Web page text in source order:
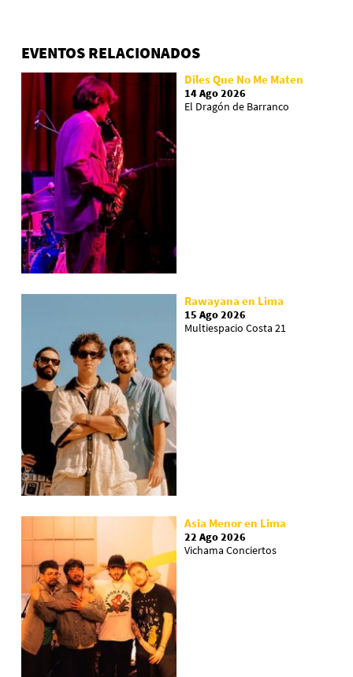
EVENTOS RELACIONADOS
Diles Que No Me Maten
14 Ago 2026
El Dragón de Barranco
Rawayana en Lima
15 Ago 2026
Multiespacio Costa 21
Asia Menor en Lima
22 Ago 2026
Vichama Conciertos